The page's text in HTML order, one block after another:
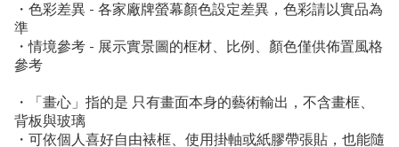
・色彩差異 - 各家廠牌螢幕顏色設定差異，色彩請以實品為
準
・情境參考 - 展示實景圖的框材、比例、顏色僅供佈置風格
參考
・「畫心」指的是 只有畫面本身的藝術輸出，不含畫框、
背板與玻璃
・可依個人喜好自由裱框、使用掛軸或紙膠帶張貼，也能隨